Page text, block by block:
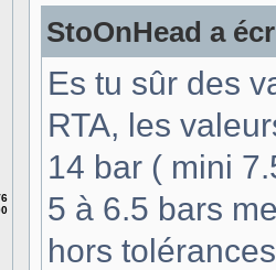
StoOnHead a
Es tu sûr des
RTA, les
14 bar ( mini
5 à 6.5 bars
hors